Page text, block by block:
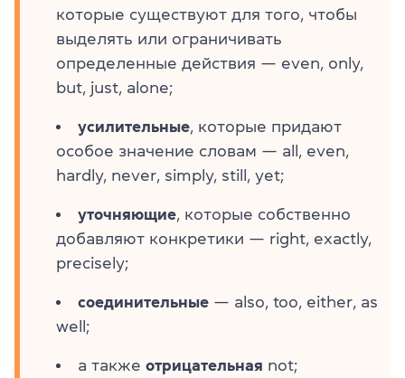
которые существуют для того, чтобы
выделять или ограничивать
определенные действия — even, only,
but, just, alone;
усилительные, которые придают
особое значение словам — all, even,
hardly, never, simply, still, yet;
уточняющие, которые собственно
добавляют конкретики — right, exactly,
precisely;
соединительные — also, too, either, as
well;
а также отрицательная not;